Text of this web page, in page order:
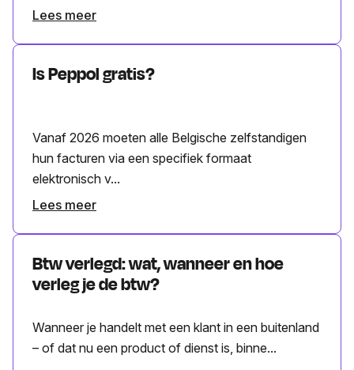
Lees meer
Is Peppol gratis?
Vanaf 2026 moeten alle Belgische zelfstandigen
hun facturen via een specifiek formaat
elektronisch v...
Lees meer
Btw verlegd: wat, wanneer en hoe
verleg je de btw?
Wanneer je handelt met een klant in een buitenland
– of dat nu een product of dienst is, binne...